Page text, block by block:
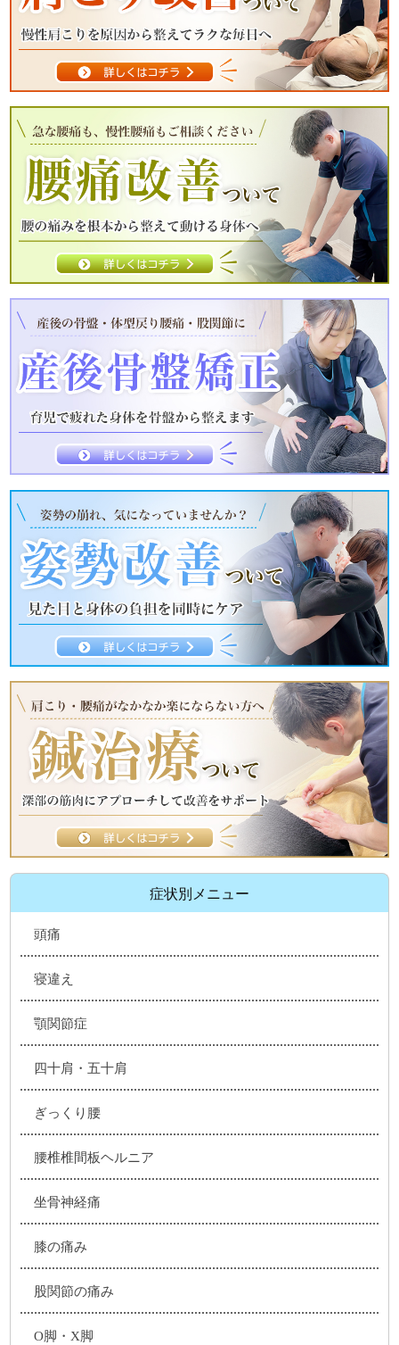
症状別メニュー
頭痛
寝違え
顎関節症
四十肩・五十肩
ぎっくり腰
腰椎椎間板ヘルニア
坐骨神経痛
膝の痛み
股関節の痛み
O脚・X脚